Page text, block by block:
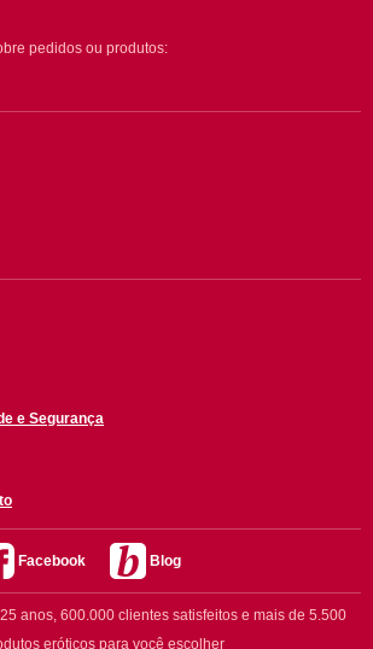
pedidos ou produtos:
e Segurança
Facebook Blog
anos, 600.000 clientes satisfeitos e mais de 5.500
eróticos para você escolher